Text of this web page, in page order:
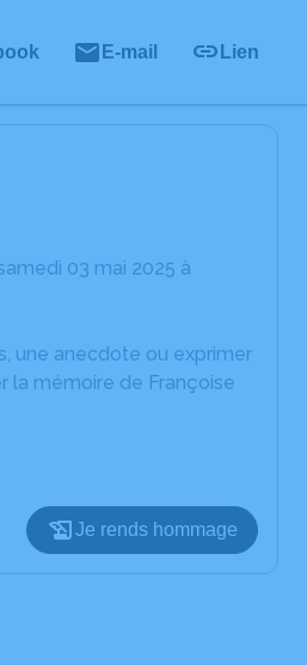
E-mail Lien
03 mai 2025 à
une anecdote ou exprimer
la mémoire de Françoise
Je rends hommage